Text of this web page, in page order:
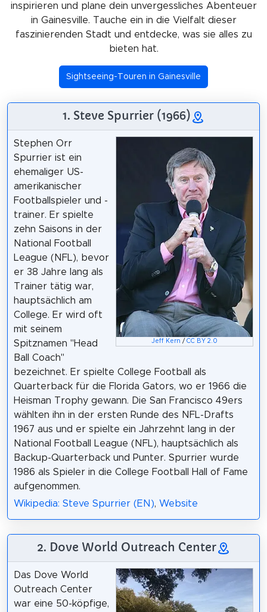
inspirieren und plane dein unvergessliches Abenteuer
in Gainesville. Tauche ein in die Vielfalt dieser
faszinierenden Stadt und entdecke, was sie alles zu
bieten hat.
Sightseeing-Touren in Gainesville
1. Steve Spurrier (1966)
Jeff Kern /CC BY 2.0
Stephen Orr
Spurrier ist ein
ehemaliger US-
amerikanischer
Footballspieler und -
trainer. Er spielte
zehn Saisons in der
National Football
League (NFL), bevor
er 38 Jahre lang als
Trainer tätig war,
hauptsächlich am
College. Er wird oft
mit seinem
Spitznamen "Head
Ball Coach"
bezeichnet. Er spielte College Football als
Quarterback für die Florida Gators, wo er 1966 die
Heisman Trophy gewann. Die San Francisco 49ers
wählten ihn in der ersten Runde des NFL-Drafts
1967 aus und er spielte ein Jahrzehnt lang in der
National Football League (NFL), hauptsächlich als
Backup-Quarterback und Punter. Spurrier wurde
1986 als Spieler in die College Football Hall of Fame
aufgenommen.
Wikipedia: Steve Spurrier (EN), Website
2. Dove World Outreach Center
Das Dove World
Outreach Center
war eine 50-köpfige,